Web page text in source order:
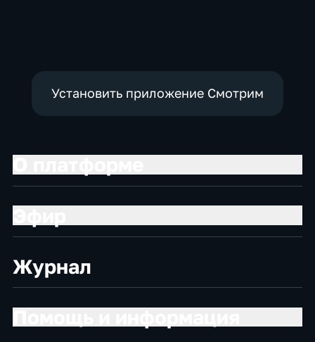
Установить приложение Смотрим
Журнал